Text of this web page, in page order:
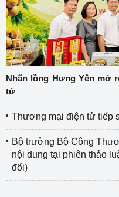
Nhãn lồng Hưng Yên mở
tử
Thương mại điện tử tiếp
Bộ trưởng Bộ Công
nội dung tại phiên thảo
đổi)